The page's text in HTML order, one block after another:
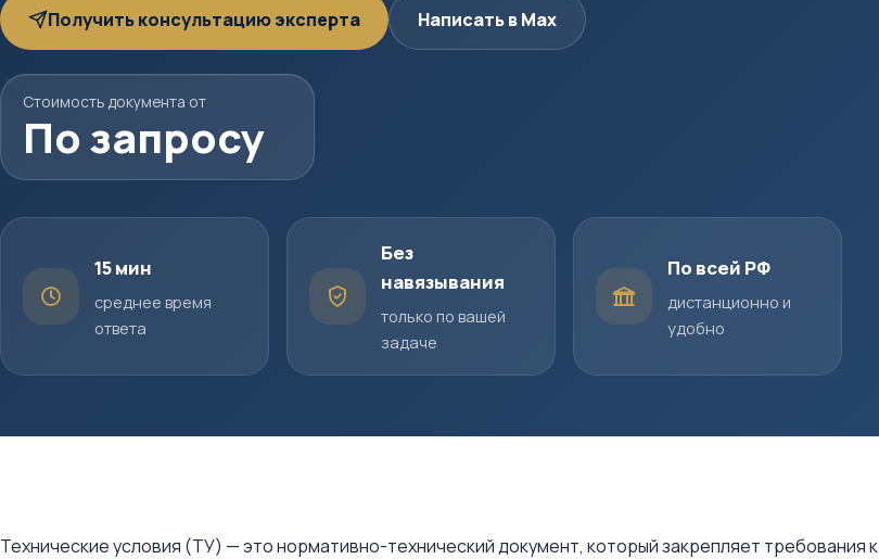
Получить консультацию эксперта Написать в Max
Стоимость документа от
По запросу
15 мин
среднее время
ответа
Без
навязывания
только по вашей
задаче
По всей РФ
дистанционно и
удобно
Технические условия (ТУ) — это нормативно-технический документ, который закрепляет требования к